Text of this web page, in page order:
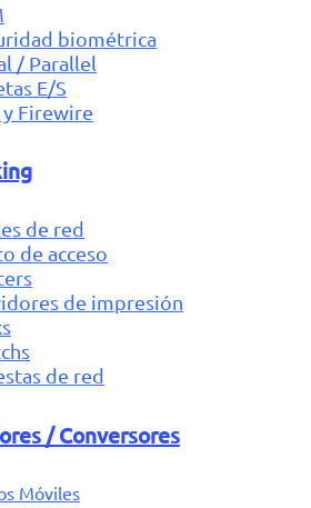
biométrica
/ Parallel
E/S
y Firewire
de red
de acceso
de impresión
de red
/ Conversores
Móviles